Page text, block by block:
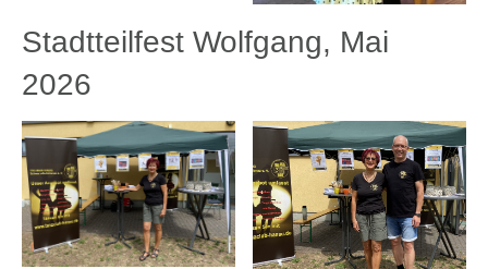
Stadtteilfest Wolfgang, Mai
2026